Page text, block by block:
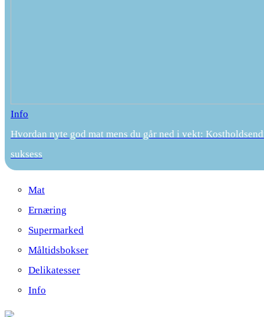
Info
Hvordan nyte god mat mens du går ned i vekt:
suksess
Mat
Ernæring
Supermarked
Måltidsbokser
Delikatesser
Info